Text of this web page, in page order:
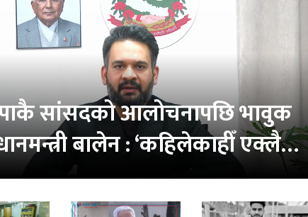
सांसदको आलोचनापछि भावुक
बालेन : ‘कहिलेकाहीँ एक्लै…